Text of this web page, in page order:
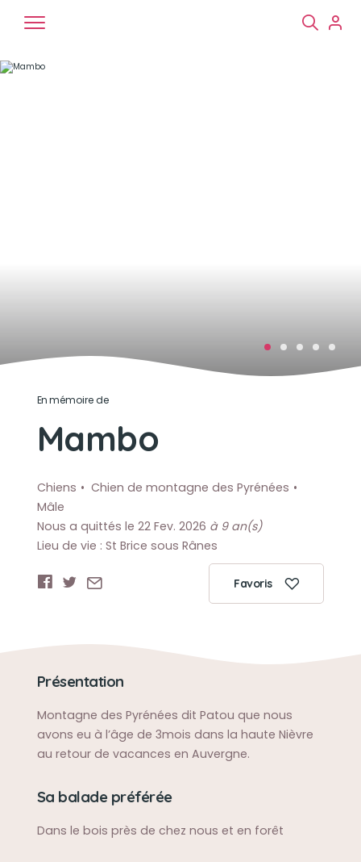
En mémoire de
Mambo
Chiens
Chien de montagne des Pyrénées
Mâle
Nous a quittés le 22 Fev. 2026 à 9 an(s)
Lieu de vie : St Brice sous Rânes
Favoris
Présentation
Montagne des Pyrénées dit Patou que nous
avons eu à l’âge de 3mois dans la haute Nièvre
au retour de vacances en Auvergne.
Sa balade préférée
Dans le bois près de chez nous et en forêt